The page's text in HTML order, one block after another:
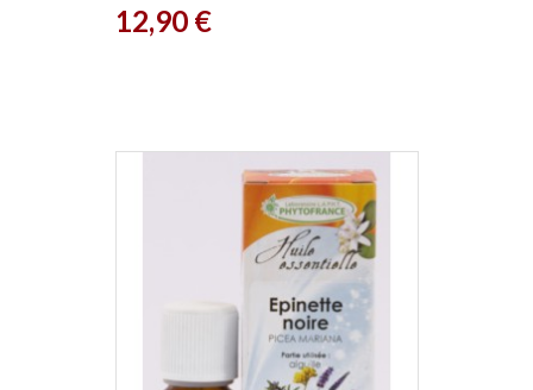
Prix
12,90 €